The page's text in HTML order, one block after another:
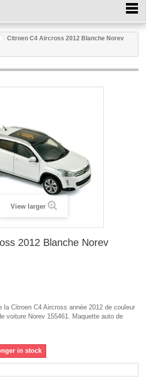
Citroen C4 Aircross 2012 Blanche Norev
View larger
2012 Blanche Norev
la Citroen C4 Aircross année 2012 de couleur
voiture Norev 155461. Maquette auto de
in stock